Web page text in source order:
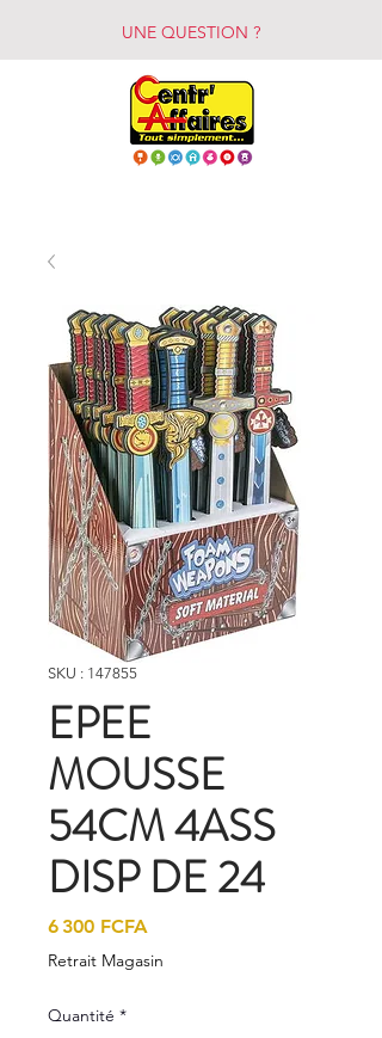
UNE QUESTION ?
SKU : 147855
EPEE
MOUSSE
54CM 4ASS
DISP DE 24
6 300 FCFA
Retrait Magasin
Quantité *